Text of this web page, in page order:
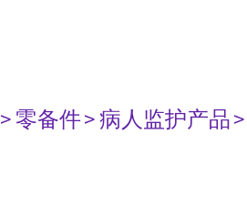
> 零备件> 病人监护产品